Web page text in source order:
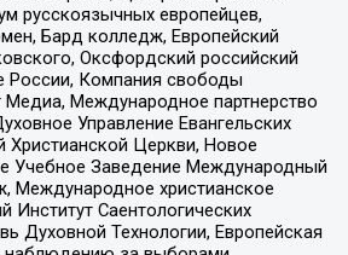
русскоязычных европейцев,
Бард колледж, Европейский
Оксфордский российский
Компания свободы
Международное партнерство
Управление Евангельских
Христианской Церкви, Новое
Учебное Заведение Международный
Международное христианское
Институт Саентологических
Духовной Технологии, Европейская